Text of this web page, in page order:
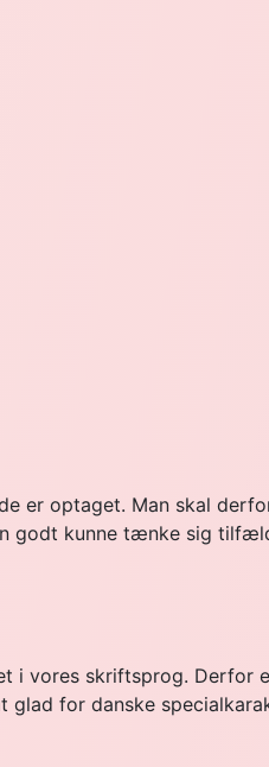
er optaget. Man skal
godt kunne tænke sig
i vores skriftsprog. Derfor
glad for danske